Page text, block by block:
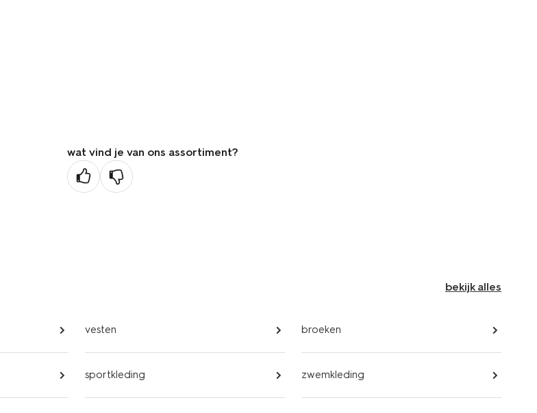
wat vind je van ons assortiment?
bekijk alles
vesten broeken
sportkleding zwemkleding